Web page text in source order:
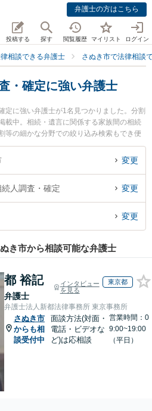
弁護士の方はこちら
投稿する 探す 閲覧履歴 マイリスト ログイン
相談できる弁護士 さぬき市で法律相談
・確定に強い弁護士
定に強い弁護士が1名見つかりました。分割
載中。相続・遺言に関係する家族間の相続
等の細かな分野での絞り込み検索もでき便
河原 将弁護士のプロフィール情報や弁護士
。『さぬき市で土日や夜間に発生した相続
弁護士に相談したい』『相続人調査・確定
ぬき市内の弁護士に相談予約したい』など
す。
変更
人調査・確定 変更
変更
き市から相談可能な弁護士
都 裕記
弁護士
インタビュー
を見る
東京都
弁護士法人新都法律事務所 東京事務所
さぬき市
からも相
談受付中
面談方法(対面・
電話・ビデオな
ど)は応相談
営業時間：0
9:00~19:00
（平日）